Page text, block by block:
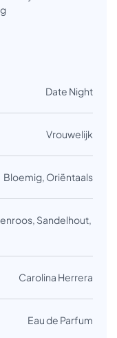
Date Night
Vrouwelijk
Bloemig, Oriëntaals
Sandelhout,
Carolina Herrera
Eau de Parfum